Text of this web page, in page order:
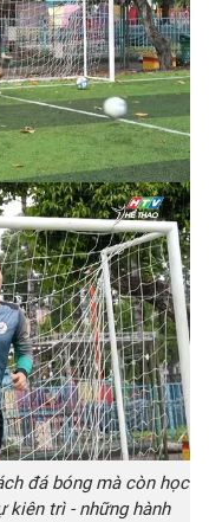
đá bóng mà còn học
kiên trì - những hành